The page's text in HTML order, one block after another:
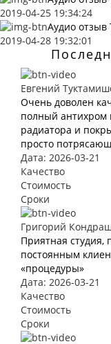
2019-04-25 19:34:24
Аудио отзыв
2019-04-28 19:32:01
Евгений
Очень доволен
полный антихром
радиатора и
просто
Дата: 2026-03-21
Качество
Стоимость
Сроки
Григорий
Приятная
постоянным
«процедуры»
Дата: 2026-03-21
Качество
Стоимость
Сроки